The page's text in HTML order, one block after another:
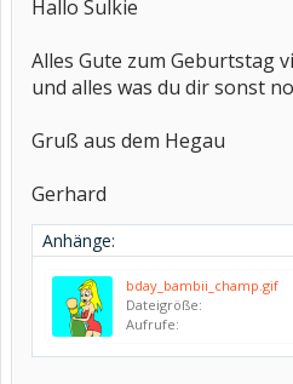
Hallo Sulkie
Alles Gute zum Geburtstag
und alles was du dir sonst
Gruß aus dem Hegau
Gerhard
Anhänge:
bday_bambii_champ.gif
Dateigröße:
Aufrufe: